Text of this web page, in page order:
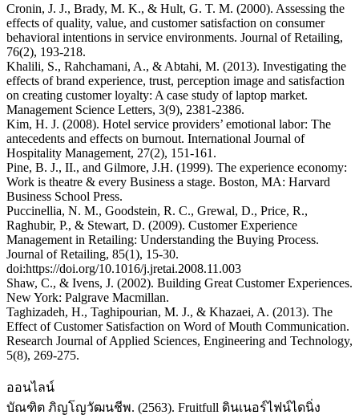
Cronin, J. J., Brady, M. K., & Hult, G. T. M. (2000). Assessing the
effects of quality, value, and customer satisfaction on consumer
behavioral intentions in service environments. Journal of Retailing,
76(2), 193-218.
Khalili, S., Rahchamani, A., & Abtahi, M. (2013). Investigating the
effects of brand experience, trust, perception image and satisfaction
on creating customer loyalty: A case study of laptop market.
Management Science Letters, 3(9), 2381-2386.
Kim, H. J. (2008). Hotel service providers’ emotional labor: The
antecedents and effects on burnout. International Journal of
Hospitality Management, 27(2), 151-161.
Pine, B. J., II., and Gilmore, J.H. (1999). The experience economy:
Work is theatre & every Business a stage. Boston, MA: Harvard
Business School Press.
Puccinellia, N. M., Goodstein, R. C., Grewal, D., Price, R.,
Raghubir, P., & Stewart, D. (2009). Customer Experience
Management in Retailing: Understanding the Buying Process.
Journal of Retailing, 85(1), 15-30.
doi:https://doi.org/10.1016/j.jretai.2008.11.003
Shaw, C., & Ivens, J. (2002). Building Great Customer Experiences.
New York: Palgrave Macmillan.
Taghizadeh, H., Taghipourian, M. J., & Khazaei, A. (2013). The
Effect of Customer Satisfaction on Word of Mouth Communication.
Research Journal of Applied Sciences, Engineering and Technology,
5(8), 269-275.
ออนไลน์
บัณฑิต ภิญโญวัฒนชีพ. (2563). Fruitfull ดินเนอร์ไฟน์ไดนิ่ง